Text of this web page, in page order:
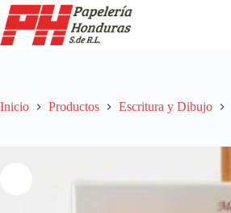
Saltar
al
contenido
Inicio Productos Escritura y Dibujo